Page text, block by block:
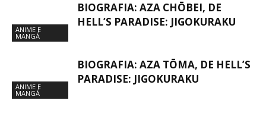
ANIME E
MANGÁ
BIOGRAFIA: AZA CHŌBEI, DE
HELL’S PARADISE: JIGOKURAKU
ANIME E
MANGÁ
BIOGRAFIA: AZA TŌMA, DE HELL’S
PARADISE: JIGOKURAKU